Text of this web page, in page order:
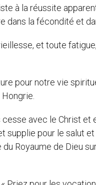
à la réussite
dans la fécondité et
et toute
pour notre vie
avec le Christ et
supplie pour le salut et
Royaume de Dieu